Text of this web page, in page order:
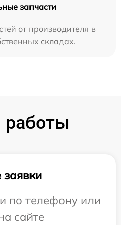
запчасти
от производителя в
складах.
по телефону или
сайте